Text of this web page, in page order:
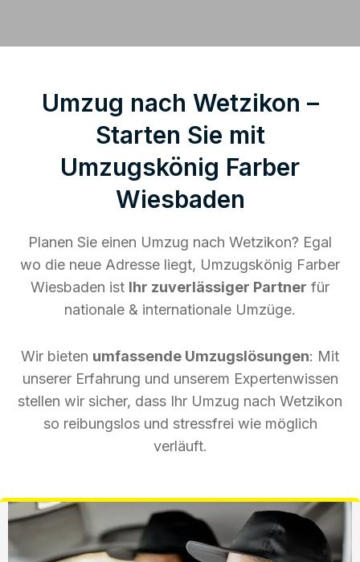
Umzug nach Wetzikon –
Starten Sie mit
Umzugskönig Farber
Wiesbaden
Planen Sie einen Umzug nach Wetzikon? Egal
wo die neue Adresse liegt, Umzugskönig Farber
Wiesbaden ist Ihr zuverlässiger Partner für
nationale & internationale Umzüge.
Wir bieten umfassende Umzugslösungen: Mit
unserer Erfahrung und unserem Expertenwissen
stellen wir sicher, dass Ihr Umzug nach Wetzikon
so reibungslos und stressfrei wie möglich
verläuft.